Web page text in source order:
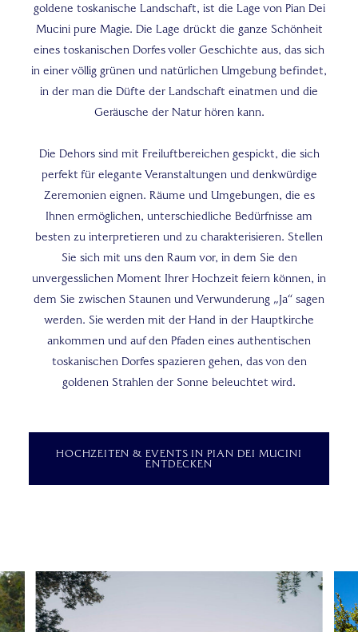
goldene toskanische Landschaft, ist die Lage von Pian Dei
Mucini pure Magie. Die Lage drückt die ganze Schönheit
eines toskanischen Dorfes voller Geschichte aus, das sich
in einer völlig grünen und natürlichen Umgebung befindet,
in der man die Düfte der Landschaft einatmen und die
Geräusche der Natur hören kann.
Die Dehors sind mit Freiluftbereichen gespickt, die sich
perfekt für elegante Veranstaltungen und denkwürdige
Zeremonien eignen. Räume und Umgebungen, die es
Ihnen ermöglichen, unterschiedliche Bedürfnisse am
besten zu interpretieren und zu charakterisieren. Stellen
Sie sich mit uns den Raum vor, in dem Sie den
unvergesslichen Moment Ihrer Hochzeit feiern können, in
dem Sie zwischen Staunen und Verwunderung „Ja“ sagen
werden. Sie werden mit der Hand in der Hauptkirche
ankommen und auf den Pfaden eines authentischen
toskanischen Dorfes spazieren gehen, das von den
goldenen Strahlen der Sonne beleuchtet wird.
HOCHZEITEN & EVENTS IN PIAN DEI MUCINI
ENTDECKEN